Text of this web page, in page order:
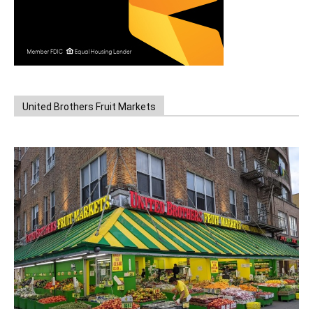
United Brothers Fruit Markets